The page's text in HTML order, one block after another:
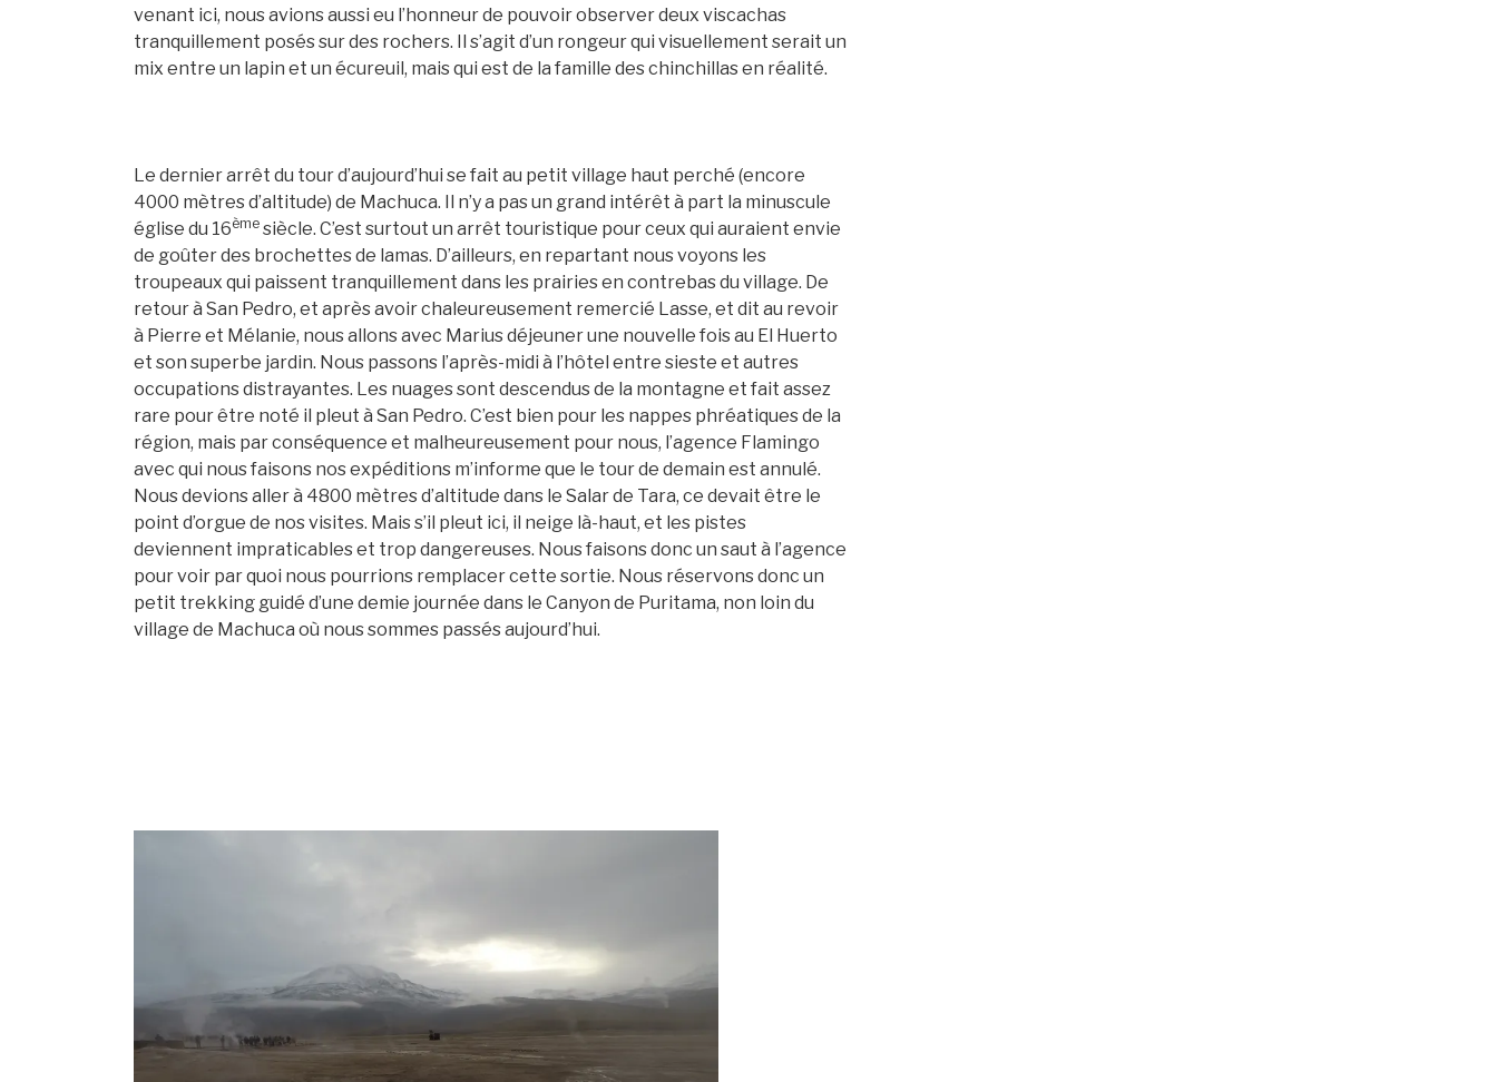
venant ici, nous avions aussi eu l’honneur de pouvoir observer deux viscachas
tranquillement posés sur des rochers. Il s’agit d’un rongeur qui visuellement serait un
mix entre un lapin et un écureuil, mais qui est de la famille des chinchillas en réalité.
Le dernier arrêt du tour d’aujourd’hui se fait au petit village haut perché (encore
4000 mètres d’altitude) de Machuca. Il n’y a pas un grand intérêt à part la minuscule
église du 16ème siècle. C’est surtout un arrêt touristique pour ceux qui auraient envie
de goûter des brochettes de lamas. D’ailleurs, en repartant nous voyons les
troupeaux qui paissent tranquillement dans les prairies en contrebas du village. De
retour à San Pedro, et après avoir chaleureusement remercié Lasse, et dit au revoir
à Pierre et Mélanie, nous allons avec Marius déjeuner une nouvelle fois au El Huerto
et son superbe jardin. Nous passons l’après-midi à l’hôtel entre sieste et autres
occupations distrayantes. Les nuages sont descendus de la montagne et fait assez
rare pour être noté il pleut à San Pedro. C’est bien pour les nappes phréatiques de la
région, mais par conséquence et malheureusement pour nous, l’agence Flamingo
avec qui nous faisons nos expéditions m’informe que le tour de demain est annulé.
Nous devions aller à 4800 mètres d’altitude dans le Salar de Tara, ce devait être le
point d’orgue de nos visites. Mais s’il pleut ici, il neige là-haut, et les pistes
deviennent impraticables et trop dangereuses. Nous faisons donc un saut à l’agence
pour voir par quoi nous pourrions remplacer cette sortie. Nous réservons donc un
petit trekking guidé d’une demie journée dans le Canyon de Puritama, non loin du
village de Machuca où nous sommes passés aujourd’hui.